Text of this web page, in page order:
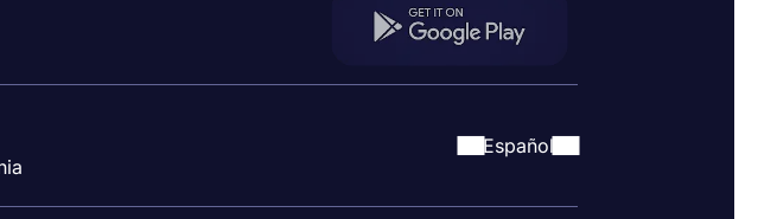
Español